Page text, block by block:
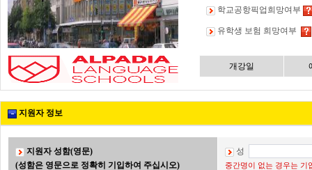
학교공항픽업희망여부
유학생 보험 희망여부
개강일
지원자 정보
지원자 성함(영문)
(성함은 영문으로 정확히 기입하여 주십시오)
성
중간명이 없는 경우는 기